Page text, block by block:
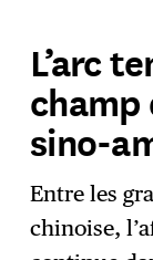
L’arc
sino-
Entre les
chinoise,